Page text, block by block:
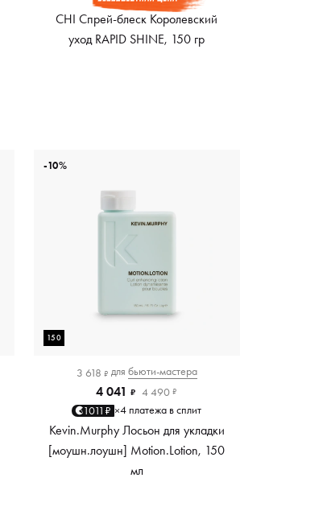
CHI Спрей-блеск Королевский
уход RAPID SHINE, 150 гр
150
3 618 ₽ для бьюти-мастера
4 041 ₽ 4 490 ₽
1011₽ ×4 платежа в сплит
Kevin.Murphy Лосьон для укладки
[моушн.лоушн] Motion.Lotion, 150
мл
-10%